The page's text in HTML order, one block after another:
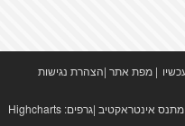
| מפת אתר|הצהרת נגישות
מתנס אינטראקטיב|גרפים: Highcharts